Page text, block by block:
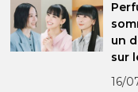
un
sur
16/